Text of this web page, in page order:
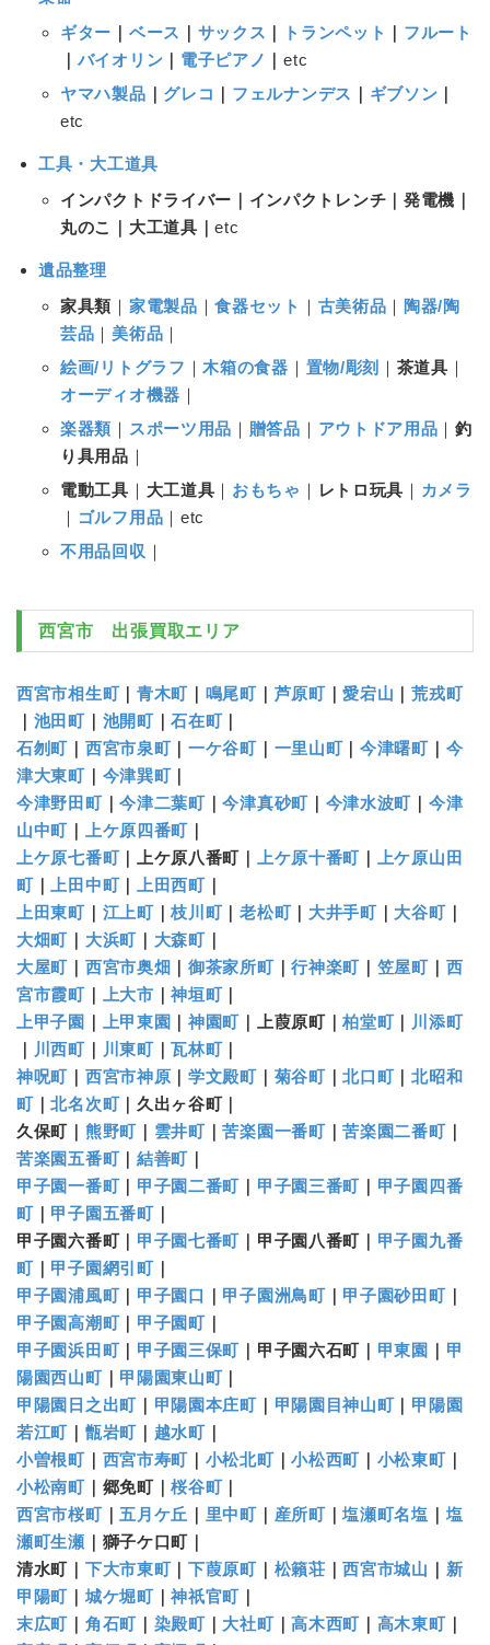
ギター ｜ ベース ｜ サックス ｜ トランペット ｜ フルート
｜ バイオリン ｜ 電子ピアノ ｜etc
ヤマハ製品 ｜ グレコ ｜ フェルナンデス ｜ ギブソン ｜
etc
工具・大工道具
インパクトドライバー｜インパクトレンチ｜発電機｜
丸のこ｜大工道具｜etc
遺品整理
家具類 ｜ 家電製品 ｜食器セット ｜ 古美術品 ｜ 陶器/陶
芸品 ｜美術品 ｜
絵画/リトグラフ ｜木箱の食器 ｜ 置物/彫刻 ｜ 茶道具 ｜
オーディオ機器 ｜
楽器類 ｜ スポーツ用品 ｜ 贈答品 ｜ アウトドア用品 ｜釣
り具用品 ｜
電動工具 ｜ 大工道具 ｜ おもちゃ ｜ レトロ玩具 ｜ カメラ
｜ ゴルフ用品 ｜etc
不用品回収 ｜
西宮市 出張買取エリア
西宮市相生町｜ 青木町 ｜ 鳴尾町｜ 芦原町｜愛宕山 ｜荒戎町
｜ 池田町｜ 池開町｜石在町｜
石刎町 ｜ 西宮市泉町｜一ケ谷町｜ 一里山町｜今津曙町｜ 今
津大東町｜ 今津巽町｜
今津野田町｜今津二葉町｜今津真砂町｜ 今津水波町 ｜ 今津
山中町 ｜ 上ケ原四番町 ｜
上ケ原七番町｜上ケ原八番町｜ 上ケ原十番町 ｜
上ケ原山田
町｜ 上田中町｜ 上田西町｜
上田東町｜ 江上町｜枝川町｜老松町｜ 大井手町｜ 大谷町｜
大畑町 ｜ 大浜町｜ 大森町｜
大屋町 ｜ 西宮市奥畑 ｜御茶家所町｜行神楽町 ｜ 笠屋町｜ 西
宮市霞町｜ 上大市 ｜神垣町｜
上甲子園 ｜ 上甲東園 ｜神園町 ｜上葭原町｜柏堂町｜
川添町
｜
川西町｜ 川東町｜瓦林町｜
神呪町 ｜ 西宮市神原 ｜学文殿町｜ 菊谷町｜北口町｜北昭和
町｜北名次町｜久出ヶ谷町｜
久保町｜ 熊野町｜ 雲井町｜苦楽園一番町｜苦楽園二番町｜
苦楽園五番町｜ 結善町 ｜
甲子園一番町｜ 甲子園二番町 ｜ 甲子園三番町 ｜ 甲子園四番
町｜ 甲子園五番町｜
甲子園六番町｜ 甲子園七番町 ｜甲子園八番町｜ 甲子園九番
町｜ 甲子園網引町｜
甲子園浦風町｜ 甲子園口 ｜ 甲子園洲鳥町｜ 甲子園砂田町｜
甲子園高潮町｜ 甲子園町｜
甲子園浜田町｜ 甲子園三保町 ｜甲子園六石町｜ 甲東園 ｜ 甲
陽園西山町｜ 甲陽園東山町｜
甲陽園日之出町｜ 甲陽園本庄町｜ 甲陽園目神山町｜ 甲陽園
若江町 ｜ 甑岩町｜ 越水町｜
小曽根町｜ 西宮市寿町 ｜ 小松北町｜小松西町 ｜ 小松東町｜
小松南町｜郷免町｜桜谷町｜
西宮市桜町｜五月ケ丘 ｜ 里中町｜ 産所町｜塩瀬町名塩 ｜ 塩
瀬町生瀬 ｜獅子ケ口町｜
清水町｜ 下大市東町｜下葭原町｜ 松籟荘 ｜西宮市城山 ｜ 新
甲陽町 ｜ 城ケ堀町｜神祇官町 ｜
末広町 ｜ 角石町｜ 染殿町｜ 大社町｜高木西町 ｜ 高木東町｜